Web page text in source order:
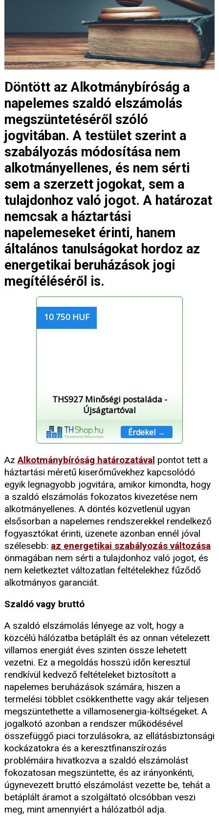
Döntött az Alkotmánybíróság a
napelemes szaldó elszámolás
megszüntetéséről szóló
jogvitában. A testület szerint a
szabályozás módosítása nem
alkotmányellenes, és nem sérti
sem a szerzett jogokat, sem a
tulajdonhoz való jogot. A határozat
nemcsak a háztartási
napelemeseket érinti, hanem
általános tanulságokat hordoz az
energetikai beruházások jogi
megítéléséről is.
10 750 HUF
THS927 Minőségi postaláda -
Újságtartóval
Érdekel →
AzAlkotmánybíróság határozatával pontot tett a
háztartási méretű kiserőművekhez kapcsolódó
egyik legnagyobb jogvitára, amikor kimondta, hogy
a szaldó elszámolás fokozatos kivezetése nem
alkotmányellenes. A döntés közvetlenül ugyan
elsősorban a napelemes rendszerekkel rendelkező
fogyasztókat érinti, üzenete azonban ennél jóval
szélesebb: az energetikai szabályozás változása
önmagában nem sérti a tulajdonhoz való jogot, és
nem keletkeztet változatlan feltételekhez fűződő
alkotmányos garanciát.
Szaldó vagy bruttó
A szaldó elszámolás lényege az volt, hogy a
közcélú hálózatba betáplált és az onnan vételezett
villamos energiát éves szinten össze lehetett
vezetni. Ez a megoldás hosszú időn keresztül
rendkívül kedvező feltételeket biztosított a
napelemes beruházások számára, hiszen a
termelési többlet csökkenthette vagy akár teljesen
megszüntethette a villamosenergia-költségeket. A
jogalkotó azonban a rendszer működésével
összefüggő piaci torzulásokra, az ellátásbiztonsági
kockázatokra és a keresztfinanszírozás
problémáira hivatkozva a szaldó elszámolást
fokozatosan megszüntette, és az irányonkénti,
úgynevezett bruttó elszámolást vezette be, tehát a
betáplált áramot a szolgáltató olcsóbban veszi
meg, mint amennyiért a hálózatból adja.